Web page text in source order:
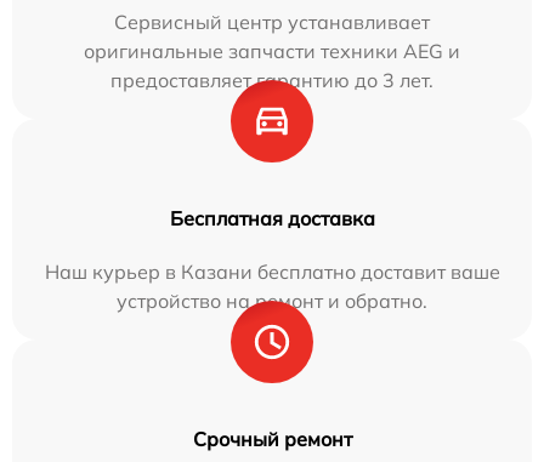
Сервисный центр устанавливает
оригинальные запчасти техники AEG и
предоставляет гарантию до 3 лет.
Бесплатная доставка
Наш курьер в Казани бесплатно доставит ваше
устройство на ремонт и обратно.
Срочный ремонт